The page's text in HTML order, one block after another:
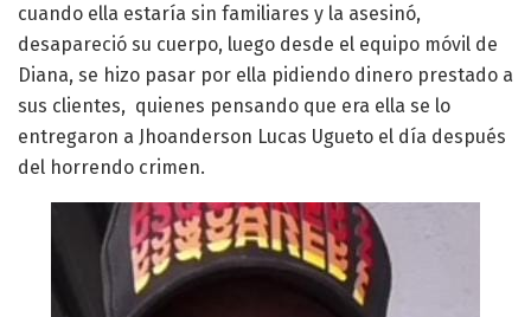
cuando ella estaría sin familiares y la asesinó,
desapareció su cuerpo, luego desde el equipo móvil de
Diana, se hizo pasar por ella pidiendo dinero prestado a
sus clientes, quienes pensando que era ella se lo
entregaron a Jhoanderson Lucas Ugueto el día después
del horrendo crimen.